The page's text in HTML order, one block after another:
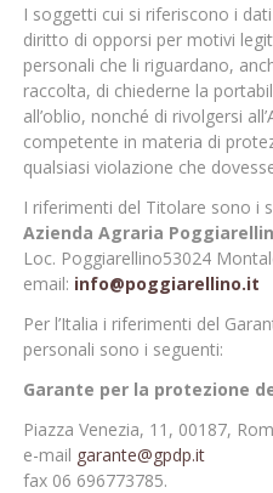
I soggetti cui si riferiscono i
diritto di opporsi per motivi
personali che li riguardano,
raccolta, di chiederne la
all’oblio, nonché di rivolgersi
competente in materia di
qualsiasi violazione che
I riferimenti del Titolare sono i
Azienda Agraria
Loc. Poggiarellino53024
email: info@poggiarellino.it
Per l’Italia i riferimenti del
personali sono i seguenti:
Garante per la protezione
Piazza Venezia, 11, 00187,
e-mail garante@gpdp.it
fax 06 696773785.